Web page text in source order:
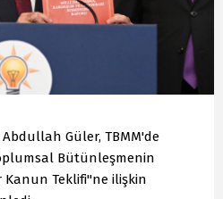
Güler, TBMM'de
Bütünleşmenin
Kanun Teklifi"ne ilişkin